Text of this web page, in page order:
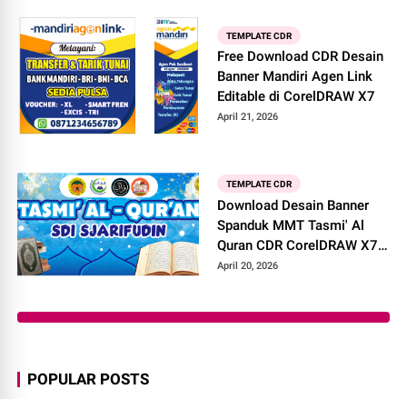
TEMPLATE CDR
Free Download CDR Desain
Banner Mandiri Agen Link
Editable di CorelDRAW X7
April 21, 2026
TEMPLATE CDR
Download Desain Banner
Spanduk MMT Tasmi' Al
Quran CDR CorelDRAW X7
Editable
April 20, 2026
POPULAR POSTS